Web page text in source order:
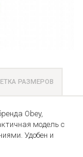
РАЗМЕРОВ
Obey,
модель с
Удобен и